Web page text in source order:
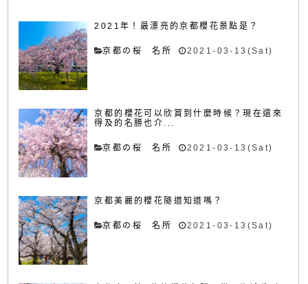
2021年！最漂亮的京都櫻花景點是？
京都の桜 名所 2021-03-13(Sat)
京都的櫻花可以欣賞到什麼時候？現在還來
得及的名勝也介...
京都の桜 名所 2021-03-13(Sat)
京都美麗的櫻花隧道知道嗎？
京都の桜 名所 2021-03-13(Sat)